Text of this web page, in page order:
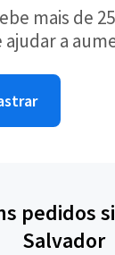
mais de
a
pedidos
Salvador